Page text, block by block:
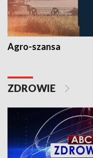
Agro-szansa
ZDROWIE